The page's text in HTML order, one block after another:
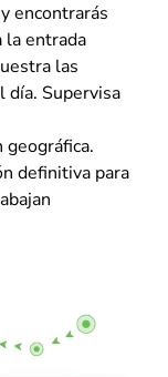
encontrarás
la entrada
las
día. Supervisa
definitiva para